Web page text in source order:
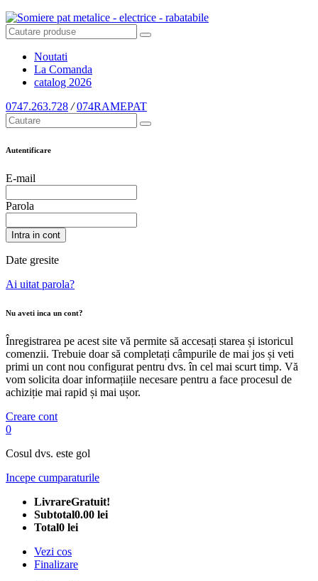
Noutati
La Comanda
catalog 2026
0747.263.728 / 074RAMEPAT
Autentificare
E-mail
Parola
Intra in cont
Date gresite
Ai uitat parola?
Nu aveti inca un cont?
Înregistrarea pe acest site vă permite să accesați starea și istoricul
comenzii. Trebuie doar să completați câmpurile de mai jos și veti
primi un cont nou configurat pentru dvs. în cel mai scurt timp. Vă
vom solicita doar informațiile necesare pentru a face procesul de
achiziție mai rapid și mai ușor.
Creare cont
0
Cosul dvs. este gol
Incepe cumparaturile
LivrareGratuit!
Subtotal0.00 lei
Total0 lei
Vezi cos
Finalizare